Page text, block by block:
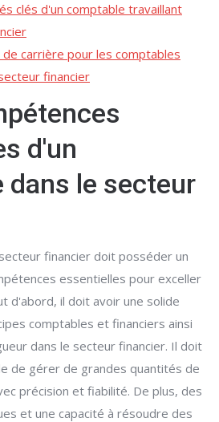
clés d'un comptable travaillant
carrière pour les comptables
financier
d'un
dans le secteur
financier doit posséder un
essentielles pour exceller
d'abord, il doit avoir une solide
comptables et financiers ainsi
dans le secteur financier. Il doit
de gérer de grandes quantités de
précision et fiabilité. De plus, des
et une capacité à résoudre des